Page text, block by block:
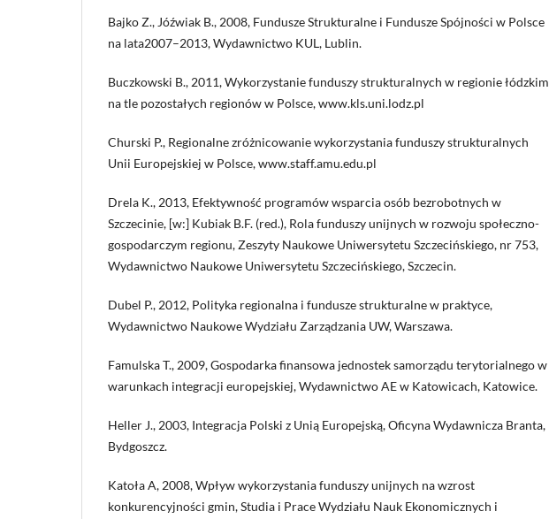
Bajko Z., Jóźwiak B., 2008, Fundusze Strukturalne i Fundusze Spójności w Polsce
na lata2007–2013, Wydawnictwo KUL, Lublin.
Buczkowski B., 2011, Wykorzystanie funduszy strukturalnych w regionie łódzkim
na tle pozostałych regionów w Polsce, www.kls.uni.lodz.pl
Churski P., Regionalne zróżnicowanie wykorzystania funduszy strukturalnych
Unii Europejskiej w Polsce, www.staff.amu.edu.pl
Drela K., 2013, Efektywność programów wsparcia osób bezrobotnych w
Szczecinie, [w:] Kubiak B.F. (red.), Rola funduszy unijnych w rozwoju społeczno-
gospodarczym regionu, Zeszyty Naukowe Uniwersytetu Szczecińskiego, nr 753,
Wydawnictwo Naukowe Uniwersytetu Szczecińskiego, Szczecin.
Dubel P., 2012, Polityka regionalna i fundusze strukturalne w praktyce,
Wydawnictwo Naukowe Wydziału Zarządzania UW, Warszawa.
Famulska T., 2009, Gospodarka finansowa jednostek samorządu terytorialnego w
warunkach integracji europejskiej, Wydawnictwo AE w Katowicach, Katowice.
Heller J., 2003, Integracja Polski z Unią Europejską, Oficyna Wydawnicza Branta,
Bydgoszcz.
Katoła A, 2008, Wpływ wykorzystania funduszy unijnych na wzrost
konkurencyjności gmin, Studia i Prace Wydziału Nauk Ekonomicznych i